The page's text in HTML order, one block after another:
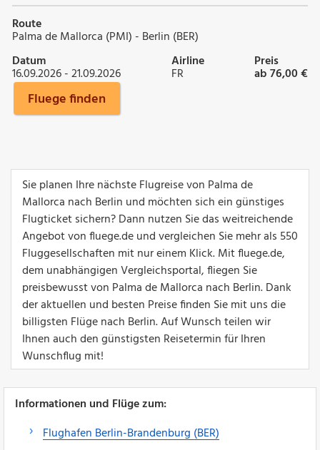
Route
Palma de Mallorca (PMI) - Berlin (BER)
Datum
16.09.2026 - 21.09.2026
Airline
FR
Preis
ab 76,00 €
Fluege finden
Sie planen Ihre nächste Flugreise von Palma de
Mallorca nach Berlin und möchten sich ein günstiges
Flugticket sichern? Dann nutzen Sie das weitreichende
Angebot von fluege.de und vergleichen Sie mehr als 550
Fluggesellschaften mit nur einem Klick. Mit fluege.de,
dem unabhängigen Vergleichsportal, fliegen Sie
preisbewusst von Palma de Mallorca nach Berlin. Dank
der aktuellen und besten Preise finden Sie mit uns die
billigsten Flüge nach Berlin. Auf Wunsch teilen wir
Ihnen auch den günstigsten Reisetermin für Ihren
Wunschflug mit!
Informationen und Flüge zum:
Flughafen Berlin-Brandenburg (BER)